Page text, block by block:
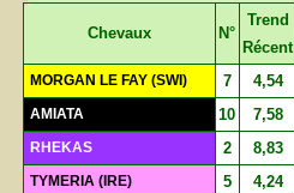
Chevaux N°
Trend
Récent
MORGAN LE FAY (SWI) 7 4,54
AMIATA 10 7,58
RHEKAS 2 8,83
TYMERIA (IRE) 5 4,24